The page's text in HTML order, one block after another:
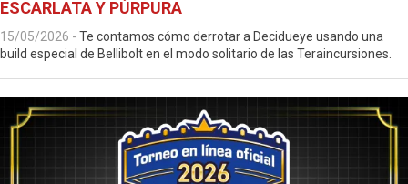
ESCARLATA Y PÚRPURA
15/05/2026 - Te contamos cómo derrotar a Decidueye usando una
build especial de Bellibolt en el modo solitario de las Teraincursiones.